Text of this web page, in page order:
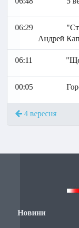
06:29
Андрей
06:11
00:05
4 вересня
Новини